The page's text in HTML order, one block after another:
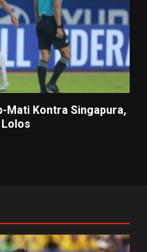
Mati Kontra Singapura,